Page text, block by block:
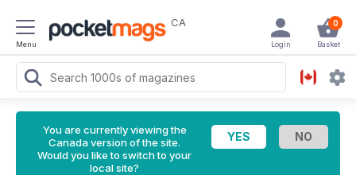
Menu
CA 0
Basket
Login
You are currently viewing the
Canada version of the site.
Would you like to switch to your
local site?